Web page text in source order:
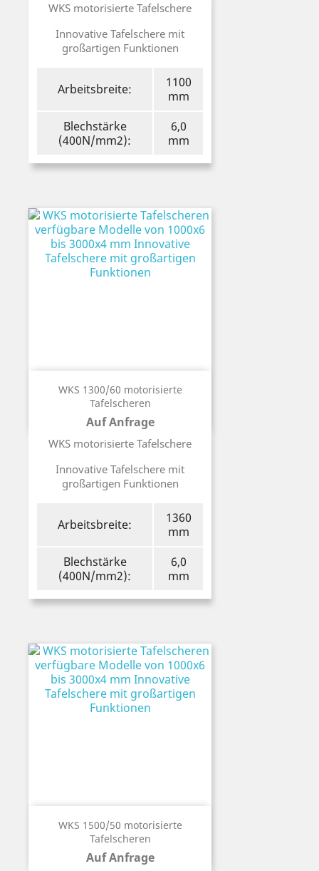
WKS motorisierte Tafelschere
Innovative Tafelschere mit
großartigen Funktionen
Arbeitsbreite:
1100
mm
Blechstärke
(400N/mm2):
6,0
mm
WKS 1300/60 motorisierte
Tafelscheren
Auf Anfrage
WKS motorisierte Tafelschere
Innovative Tafelschere mit
großartigen Funktionen
Arbeitsbreite:
1360
mm
Blechstärke
(400N/mm2):
6,0
mm
WKS 1500/50 motorisierte
Tafelscheren
Auf Anfrage